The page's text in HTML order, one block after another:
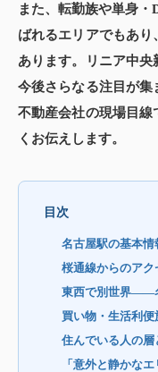
また、転勤族や単身
ばれるエリアでもあ
あります。リニア中央
今後さらなる注目が集
不動産会社の現場目線
くお伝えします。
目次
名古屋駅の基本情
桜通線からのア
東西で別世界——
買い物・生活利便
住んでいる人の層
「意外と静かな